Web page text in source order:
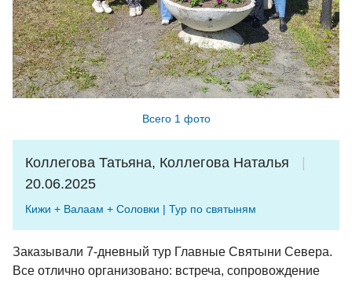
Всего 1 фото
Коллегова Татьяна, Коллегова Наталья
20.06.2025
Кижи + Валаам + Соловки | Тур по святыням
Заказывали 7-дневный тур Главные Святыни Севера.
Все отлично организовано: встреча, сопровождение